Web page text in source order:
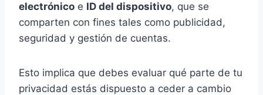
electrónico e ID del dispositivo, que se
comparten con fines tales como publicidad,
seguridad y gestión de cuentas.
Esto implica que debes evaluar qué parte de tu
privacidad estás dispuesto a ceder a cambio